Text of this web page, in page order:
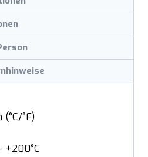
°F)
+200°C